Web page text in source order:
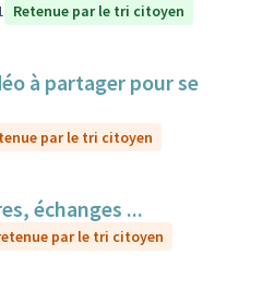
Retenue par le tri citoyen
à partager pour se
par le tri citoyen
échanges ...
par le tri citoyen